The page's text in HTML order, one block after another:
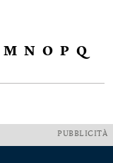
M N O P Q
PUBBLICITÀ